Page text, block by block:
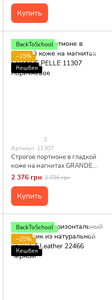
Купить
BackToSchool
−15%
Кешбек
3
Артикул: 11307
Строгое портмоне в гладкой
коже на магнитах GRANDE
PELLE 11307 Коричневое
2 376 грн 2 796 грн
Купить
BackToSchool
−25%
Кешбек